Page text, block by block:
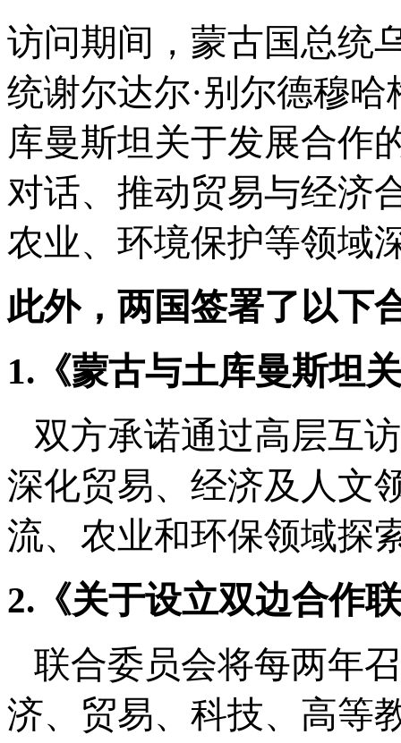
访问期间，蒙古国总统
统谢尔达尔·别尔德穆
库曼斯坦关于发展合作
对话、推动贸易与经济
农业、环境保护等领域
此外，两国签署了以下
1.《蒙古与土库曼斯坦
双方承诺通过高层互
深化贸易、经济及人文
流、农业和环保领域探
2.《关于设立双边合作
联合委员会将每两年
济、贸易、科技、高等